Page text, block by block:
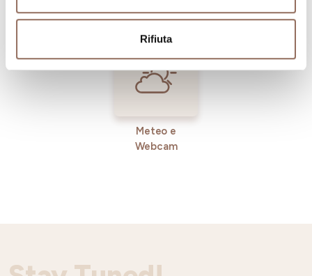
Rifiuta
Meteo e
Webcam